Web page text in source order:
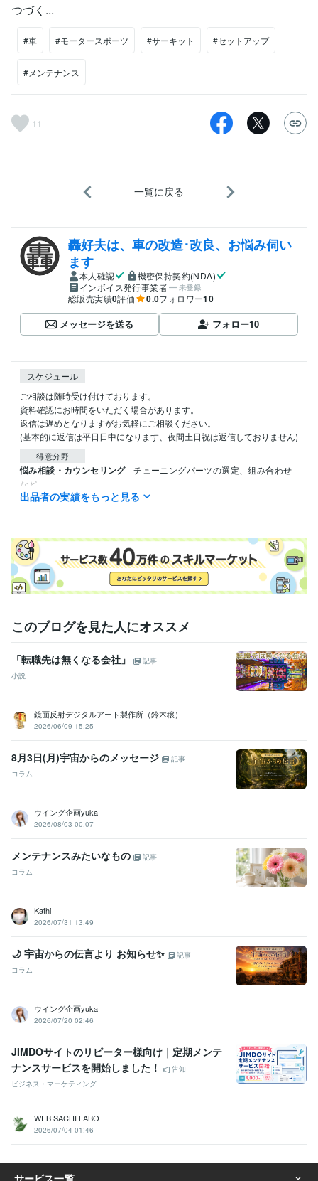
つづく...
#車 #モータースポーツ #サーキット #セットアップ
#メンテナンス
11
一覧に戻る
轟好夫は、車の改造･改良、お悩み伺い
ます
本人確認
機密保持契約(NDA)
インボイス発行事業者
未登録
総販売実績0評価 0.0フォロワー10
メッセージを送る フォロー10
スケジュール
ご相談は随時受け付けております。
資料確認にお時間をいただく場合があります。
返信は遅めとなりますがお気軽にご相談ください。
(基本的に返信は平日日中になります、夜間土日祝は返信しておりません)
得意分野
悩み相談・カウンセリング
チューニングパーツの選定、組み合わせ
など
住まい・美容・生活相談 サーキット走行車両、チューニングカー
出品者の実績をもっと見る
このブログを見た人にオススメ
「転職先は無くなる会社」
記事
小説
鏡面反射デジタルアート製作所（鈴木穣）
2026/06/09 15:25
8月3日(月)宇宙からのメッセージ
記事
コラム
ウイング企画yuka
2026/08/03 00:07
メンテナンスみたいなもの
記事
コラム
Kathi
2026/07/31 13:49
🌙 宇宙からの伝言より お知らせ✨
記事
コラム
ウイング企画yuka
2026/07/20 02:46
JIMDOサイトのリピーター様向け｜定期メンテ
ナンスサービスを開始しました！
告知
ビジネス・マーケティング
WEB SACHI LABO
2026/07/04 01:46